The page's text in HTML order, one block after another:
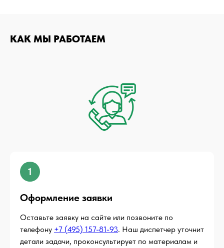
КАК МЫ РАБОТАЕМ
1
Оформление заявки
Оставьте заявку на сайте или позвоните по
телефону +7 (495) 157-81-93. Наш диспетчер уточнит
детали задачи, проконсультирует по материалам и